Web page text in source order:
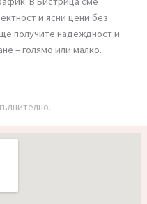
като се придържат
В Бистрица сме
и ясни цени без
ще получите надеждност и
– голямо или малко.